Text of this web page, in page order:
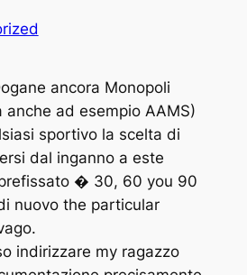
ancora Monopoli
anche ad esempio AAMS)
sportivo la scelta di
dal inganno a este
� 30, 60 you 90
nuovo the particular
indirizzare my ragazzo